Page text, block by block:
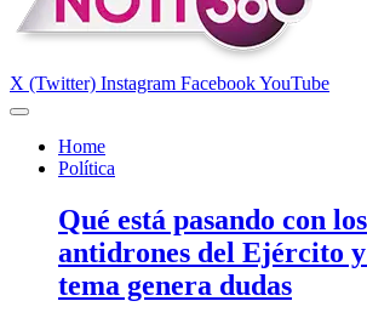
X (Twitter) Instagram FacebookYouTube
Home
Política
Qué está pasando con
antidrones del Ejército
tema genera dudas